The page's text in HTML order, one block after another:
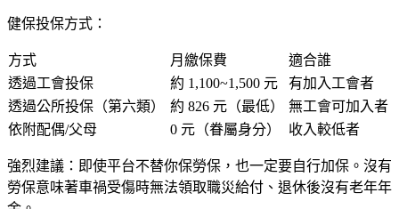
健保投保方式 ：
方式 月繳保費
適合誰
透過工會投保
約 1,100~1,500 元
有加入工會者
透過公所投保（第六類）
約 826 元（最低）
無工會可加入者
依附配偶/父母
0 元（眷屬身分） 收入較低者
強烈建議 ：即使平台不替你保勞保，也一定要自行加保。沒有
勞保意味著車禍受傷時無法領取職災給付、退休後沒有老年年